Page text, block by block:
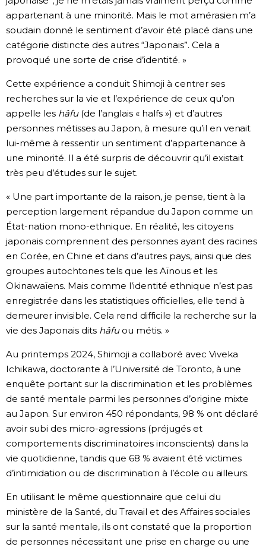
appartenant à une minorité. Mais le mot amérasien m’a
soudain donné le sentiment d’avoir été placé dans une
catégorie distincte des autres “Japonais”. Cela a
provoqué une sorte de crise d’identité. »
Cette expérience a conduit Shimoji à centrer ses
recherches sur la vie et l’expérience de ceux qu’on
appelle les hâfu(de l’anglais « halfs ») et d’autres
personnes métisses au Japon, à mesure qu’il en venait
lui-même à ressentir un sentiment d’appartenance à
une minorité. Il a été surpris de découvrir qu’il existait
très peu d’études sur le sujet.
« Une part importante de la raison, je pense, tient à la
perception largement répandue du Japon comme un
État-nation mono-ethnique. En réalité, les citoyens
japonais comprennent des personnes ayant des racines
en Corée, en Chine et dans d’autres pays, ainsi que des
groupes autochtones tels que les Aïnous et les
Okinawaïens. Mais comme l’identité ethnique n’est pas
enregistrée dans les statistiques officielles, elle tend à
demeurer invisible. Cela rend difficile la recherche sur la
vie des Japonais dits hâfuou métis. »
Au printemps 2024, Shimoji a collaboré avec Viveka
Ichikawa, doctorante à l’Université de Toronto, à une
enquête portant sur la discrimination et les problèmes
de santé mentale parmi les personnes d’origine mixte
au Japon. Sur environ 450 répondants, 98 % ont déclaré
avoir subi des micro-agressions (préjugés et
comportements discriminatoires inconscients) dans la
vie quotidienne, tandis que 68 % avaient été victimes
d’intimidation ou de discrimination à l’école ou ailleurs.
En utilisant le même questionnaire que celui du
ministère de la Santé, du Travail et des Affaires sociales
sur la santé mentale, ils ont constaté que la proportion
de personnes nécessitant une prise en charge ou une